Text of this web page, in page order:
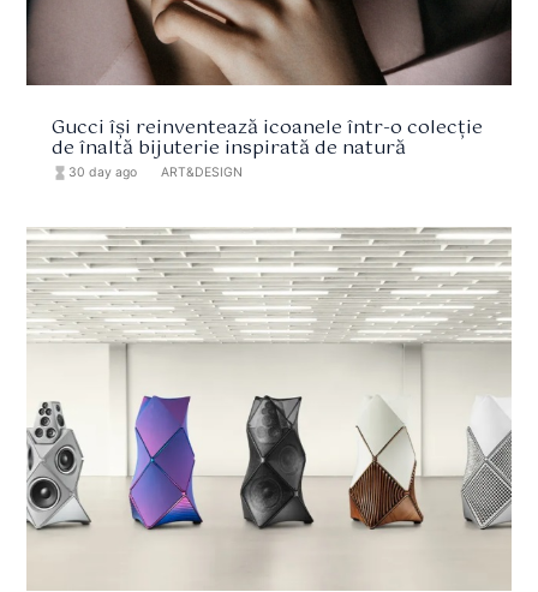
Gucci își reinventează icoanele într-o colecție
de înaltă bijuterie inspirată de natură
hourglass_full 30 day ago ART&DESIGN